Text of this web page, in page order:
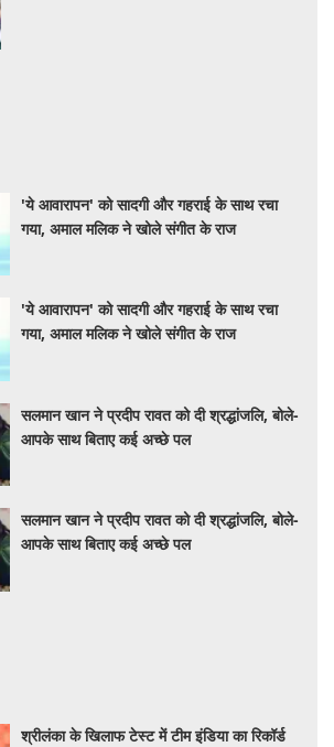
'ये आवारापन' को सादगी और गहराई के साथ रचा
गया, अमाल मलिक ने खोले संगीत के राज
'ये आवारापन' को सादगी और गहराई के साथ रचा
गया, अमाल मलिक ने खोले संगीत के राज
सलमान खान ने प्रदीप रावत को दी श्रद्धांजलि, बोले-
आपके साथ बिताए कई अच्छे पल
सलमान खान ने प्रदीप रावत को दी श्रद्धांजलि, बोले-
आपके साथ बिताए कई अच्छे पल
श्रीलंका के खिलाफ टेस्ट में टीम इंडिया का रिकॉर्ड